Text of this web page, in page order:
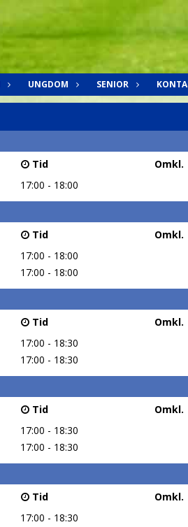
UNGDOM SENIOR
Tid Omkl.
17:00 - 18:00
Tid Omkl.
17:00 - 18:00
17:00 - 18:00
Tid Omkl.
17:00 - 18:30
17:00 - 18:30
Tid Omkl.
17:00 - 18:30
17:00 - 18:30
Tid Omkl.
17:00 - 18:30